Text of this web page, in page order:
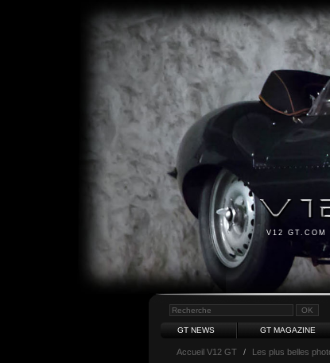
V12 GT.COM
GT NEWS GT MAGAZINE
Accueil V12 GT / Les plus belles